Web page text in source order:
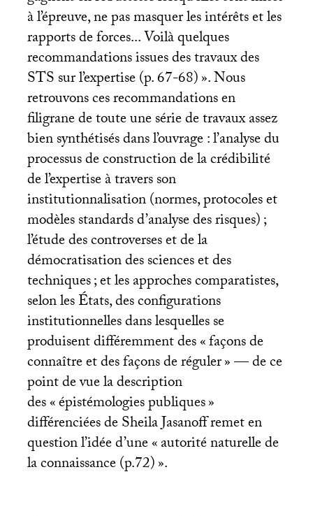
à l’épreuve, ne pas masquer les intérêts et les
rapports de forces... Voilà quelques
recommandations issues des travaux des
STSsur l’expertise (p. 67-68)». Nous
retrouvons ces recommandations en
filigrane de toute une série de travaux assez
bien synthétisés dans l’ouvrage : l’analyse du
processus de construction de la crédibilité
de l’expertise à travers son
institutionnalisation (normes, protocoles et
modèles standards d’analyse des risques);
l’étude des controverses et de la
démocratisation des sciences et des
techniques; et les approches comparatistes,
selon les États, des configurations
institutionnelles dans lesquelles se
produisent différemment des «façons de
connaître et des façons de réguler» — de ce
point de vue la description
des «épistémologies publiques»
différenciées de Sheila Jasanoff remet en
question l’idée d’une «autorité naturelle de
la connaissance (p.72)».